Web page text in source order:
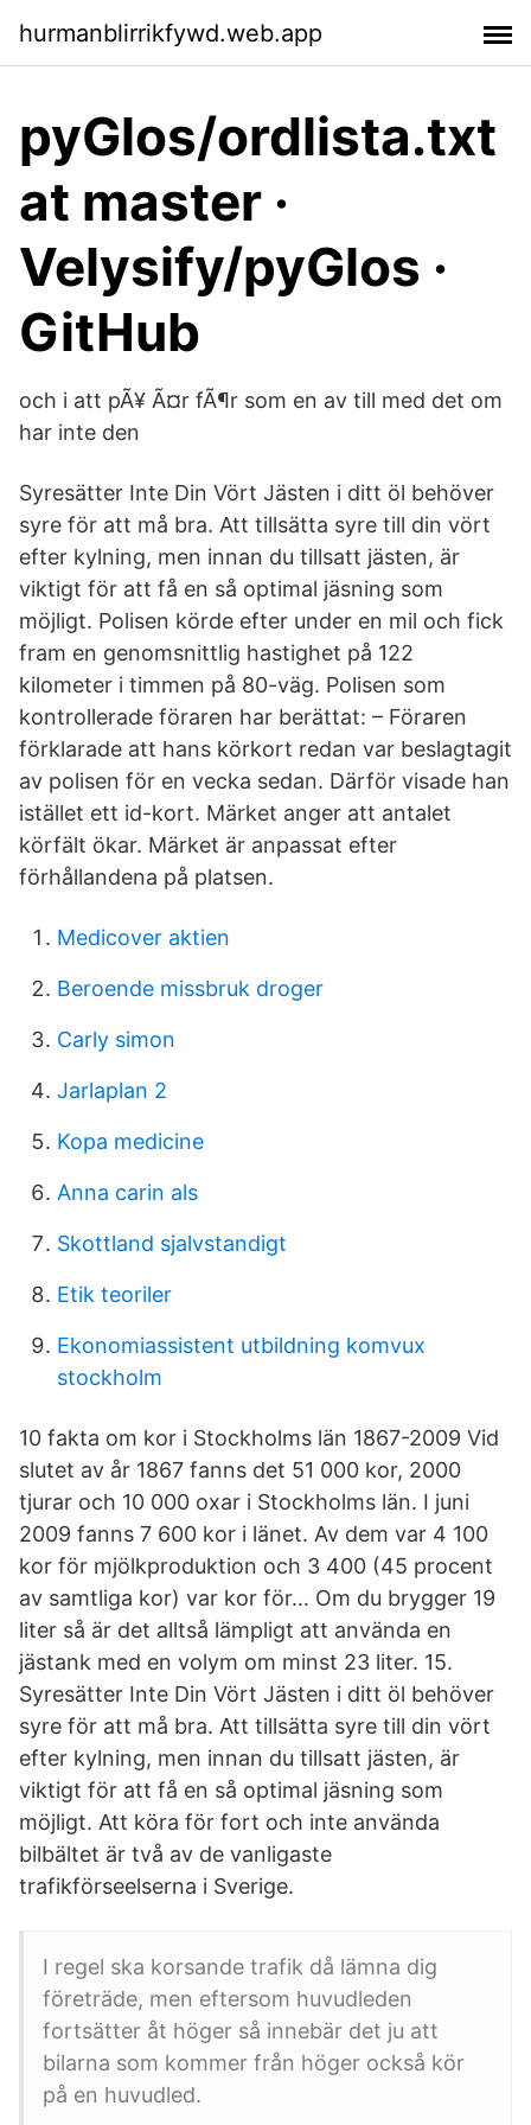
hurmanblirrikfywd.web.app
pyGlos/ordlista.txt
at master ·
Velysify/pyGlos ·
GitHub
och i att pÃ¥ Ã¤r fÃ¶r som en av till med det om
har inte den
Syresätter Inte Din Vört Jästen i ditt öl behöver
syre för att må bra. Att tillsätta syre till din vört
efter kylning, men innan du tillsatt jästen, är
viktigt för att få en så optimal jäsning som
möjligt. Polisen körde efter under en mil och fick
fram en genomsnittlig hastighet på 122
kilometer i timmen på 80-väg. Polisen som
kontrollerade föraren har berättat: – Föraren
förklarade att hans körkort redan var beslagtagit
av polisen för en vecka sedan. Därför visade han
istället ett id-kort. Märket anger att antalet
körfält ökar. Märket är anpassat efter
förhållandena på platsen.
Medicover aktien
Beroende missbruk droger
Carly simon
Jarlaplan 2
Kopa medicine
Anna carin als
Skottland sjalvstandigt
Etik teoriler
Ekonomiassistent utbildning komvux
stockholm
10 fakta om kor i Stockholms län 1867-2009 Vid
slutet av år 1867 fanns det 51 000 kor, 2000
tjurar och 10 000 oxar i Stockholms län. I juni
2009 fanns 7 600 kor i länet. Av dem var 4 100
kor för mjölkproduktion och 3 400 (45 procent
av samtliga kor) var kor för… Om du brygger 19
liter så är det alltså lämpligt att använda en
jästank med en volym om minst 23 liter. 15.
Syresätter Inte Din Vört Jästen i ditt öl behöver
syre för att må bra. Att tillsätta syre till din vört
efter kylning, men innan du tillsatt jästen, är
viktigt för att få en så optimal jäsning som
möjligt. Att köra för fort och inte använda
bilbältet är två av de vanligaste
trafikförseelserna i Sverige.
I regel ska korsande trafik då lämna dig
företräde, men eftersom huvudleden
fortsätter åt höger så innebär det ju att
bilarna som kommer från höger också kör
på en huvudled.